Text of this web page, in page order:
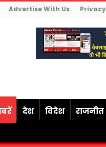
Advertise With Us
देश विदेश राजनीत